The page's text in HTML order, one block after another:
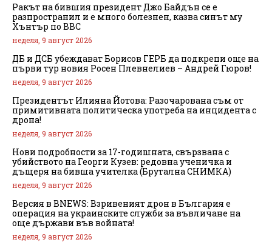
Ракът на бившия президент Джо Байдън се е
разпространил и е много болезнен, казва синът му
Хънтър по BBC
неделя, 9 август 2026
ДБ и ДСБ убеждават Борисов ГЕРБ да подкрепи още на
първи тур новия Росен Плевнелиев – Андрей Гюров!
неделя, 9 август 2026
Президентът Илияна Йотова: Разочарована съм от
примитивната политическа употреба на инцидента с
дрона!
неделя, 9 август 2026
Нови подробности за 17-годишната, свързвана с
убийството на Георги Кузев: редовна ученичка и
дъщеря на бивша учителка (Брутална СНИМКА)
неделя, 9 август 2026
Версия в BNEWS: Взривеният дрон в България е
операция на украинските служби за въвличане на
още държави във войната!
неделя, 9 август 2026